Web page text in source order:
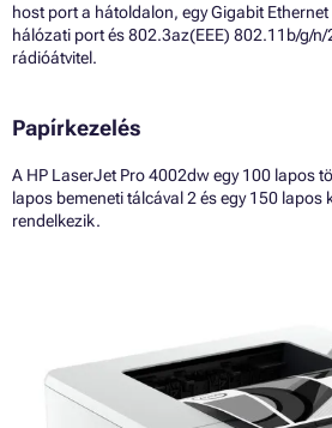
host port a hátoldalon, egy Gigabit
hálózati port és 802.3az(EEE) 802.11b/g/
rádióátvitel.
Papírkezelés
A HP LaserJet Pro 4002dw egy 100 lapos
lapos bemeneti tálcával 2 és egy 150 lapos
rendelkezik.